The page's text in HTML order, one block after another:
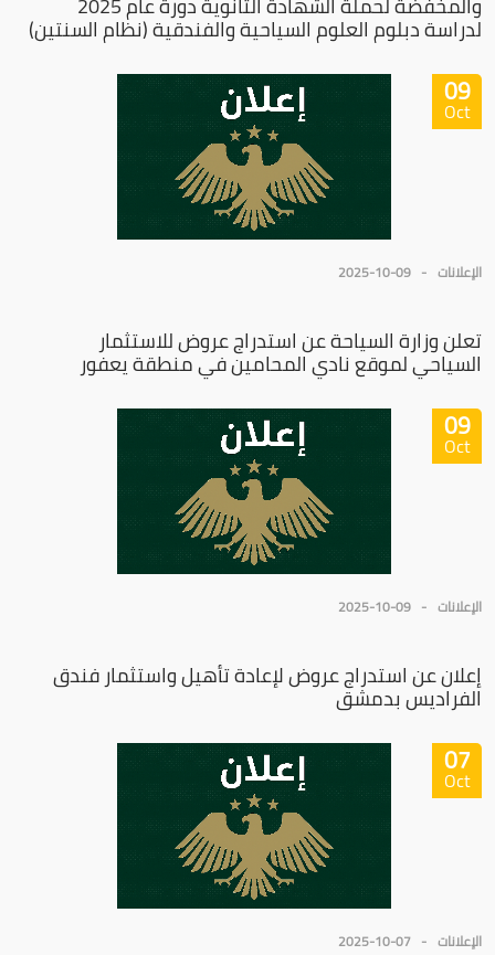
لدراسة دبلوم العلوم السياحية والفندقية (نظام السنتين)
09
Oct
الإعلانات 2025-10-09
تعلن وزارة السياحة عن استدراج عروض للاستثمار
السياحي لموقع نادي المحامين في منطقة يعفور
09
Oct
الإعلانات 2025-10-09
إعلان عن استدراج عروض لإعادة تأهيل واستثمار فندق
الفراديس بدمشق
07
Oct
الإعلانات 2025-10-07